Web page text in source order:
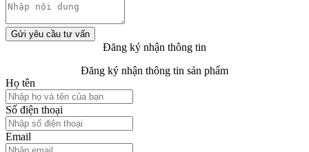
Gửi yêu cầu tư vấn
Đăng ký nhận thông tin
Đăng ký nhận thông tin sản phẩm
Họ tên
Số điện thoại
Email